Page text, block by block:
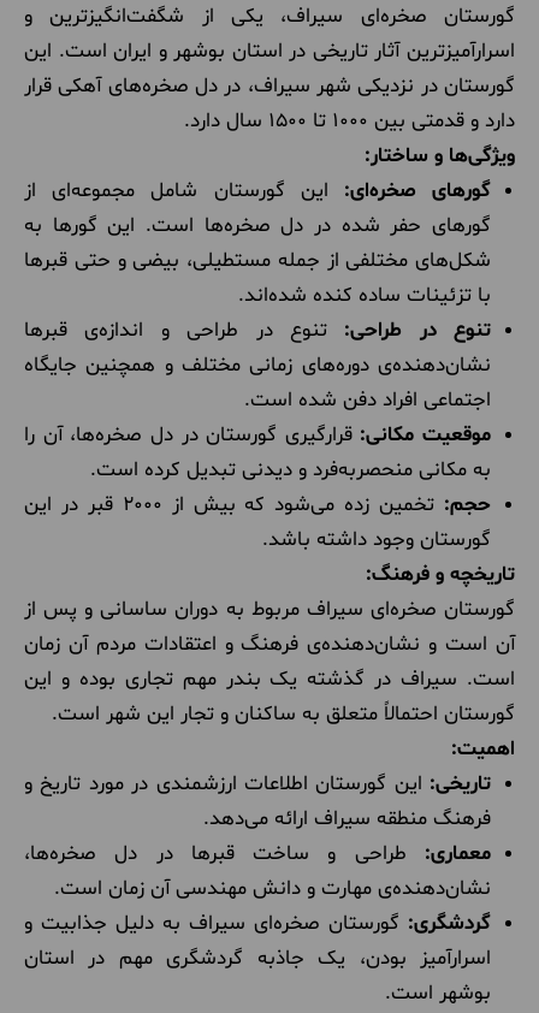
گورستان صخره‌ای سیراف، یکی از شگفت‌انگیزترین و
اسرارآمیزترین آثار تاریخی در استان بوشهر و ایران است. این
گورستان در نزدیکی شهر سیراف، در دل صخره‌های آهکی قرار
دارد و قدمتی بین 1000 تا 1500 سال دارد.
ویژگی‌ها و ساختار:
گورهای صخره‌ای: این گورستان شامل مجموعه‌ای از
گورهای حفر شده در دل صخره‌ها است. این گورها به
شکل‌های مختلفی از جمله مستطیلی، بیضی و حتی قبرها
با تزئینات ساده کنده شده‌اند.
تنوع در طراحی: تنوع در طراحی و اندازه‌ی قبرها
نشان‌دهنده‌ی دوره‌های زمانی مختلف و همچنین جایگاه
اجتماعی افراد دفن شده است.
موقعیت مکانی: قرارگیری گورستان در دل صخره‌ها، آن را
به مکانی منحصربه‌فرد و دیدنی تبدیل کرده است.
حجم:
تخمین زده می‌شود که بیش از 2000 قبر در این
گورستان وجود داشته باشد.
تاریخچه و فرهنگ:
گورستان صخره‌ای سیراف مربوط به دوران ساسانی و پس از
آن است و نشان‌دهنده‌ی فرهنگ و اعتقادات مردم آن زمان
است. سیراف در گذشته یک بندر مهم تجاری بوده و این
گورستان احتمالاً متعلق به ساکنان و تجار این شهر است.
اهمیت:
تاریخی: این گورستان اطلاعات ارزشمندی در مورد تاریخ و
فرهنگ منطقه سیراف ارائه می‌دهد.
معماری: طراحی و ساخت قبرها در دل صخره‌ها،
نشان‌دهنده‌ی مهارت و دانش مهندسی آن زمان است.
گردشگری: گورستان صخره‌ای سیراف به دلیل جذابیت و
اسرارآمیز بودن، یک جاذبه گردشگری مهم در استان
بوشهر است.